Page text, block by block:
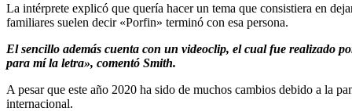
La intérprete explicó que quería hacer un tema que consistiera en
familiares suelen decir «Porfin» terminó con esa persona.
El sencillo además cuenta con un videoclip, el cual fue realizado
para mí la letra», comentó Smith.
A pesar que este año 2020 ha sido de muchos cambios debido a la
internacional.